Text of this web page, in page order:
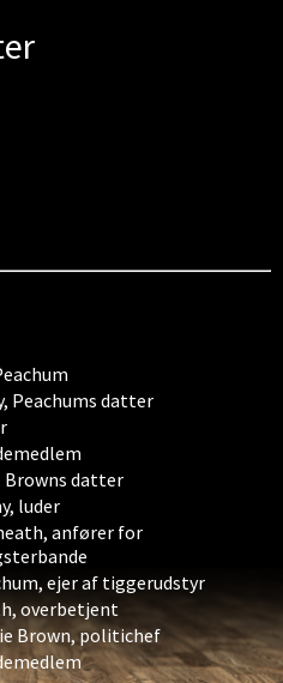
Peachums datter
Browns datter
luder
anfører for
ejer af tiggerudstyr
overbetjent
Brown, politichef